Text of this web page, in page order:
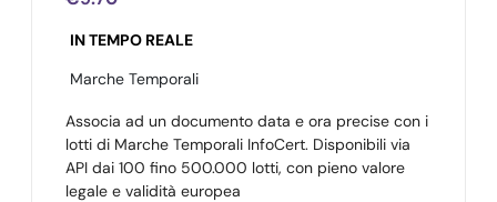
IN TEMPO REALE
Marche Temporali
Associa ad un documento data e ora precise con i
lotti di Marche Temporali InfoCert. Disponibili via
API dai 100 fino 500.000 lotti, con pieno valore
legale e validità europea